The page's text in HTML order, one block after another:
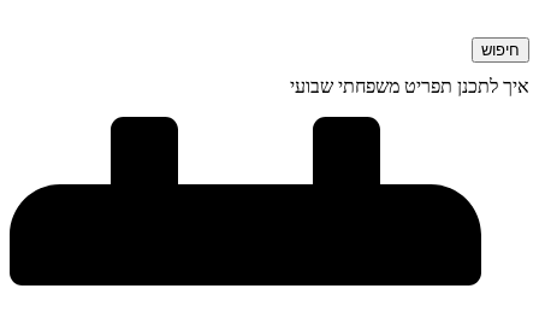
חיפוש
איך לתכנן תפריט משפחתי שבועי